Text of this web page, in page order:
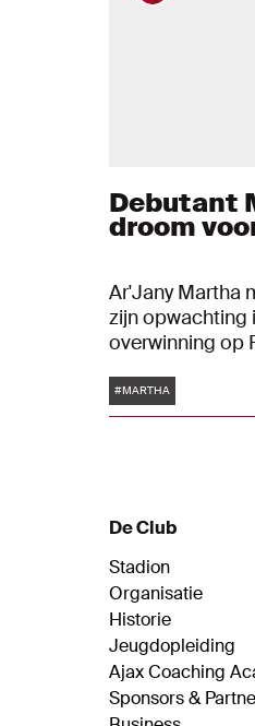
Debutant
droom
Ar'Jany Martha
zijn opwachting
overwinning op
"Na de
was gebeurd."
Tags
#MARTHA
De Club
Stadion
Organisatie
Historie
Jeugdopleiding
Ajax Coaching
Sponsors &